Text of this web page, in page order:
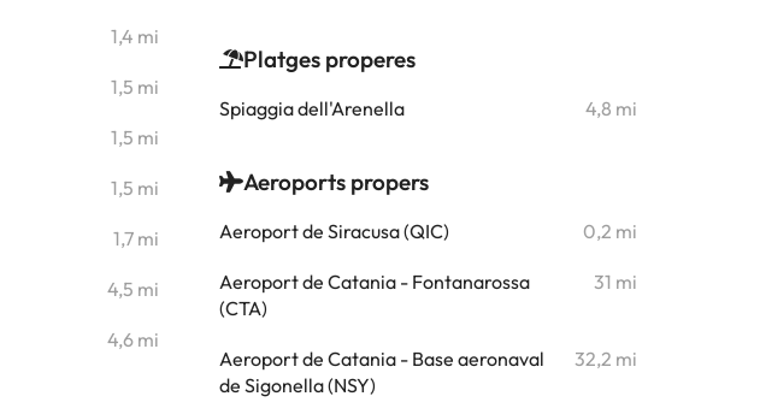
1,4 mi
1,5 mi
1,5 mi
1,5 mi
1,7 mi
4,5 mi
4,6 mi
Platges properes
Spiaggia dell'Arenella 4,8 mi
Aeroports propers
Aeroport de Siracusa (QIC) 0,2 mi
Aeroport de Catania - Fontanarossa
(CTA)
31 mi
Aeroport de Catania - Base aeronaval
de Sigonella (NSY)
32,2 mi